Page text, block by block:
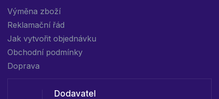
Výměna zboží
Reklamační řád
Jak vytvořit objednávku
Obchodní podmínky
Doprava
Dodavatel